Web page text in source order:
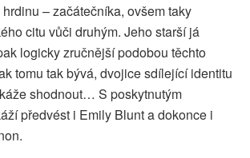
– začátečníka, ovšem taky
citu vůči druhým. Jeho starší já
logicky zručnější podobou těchto
tomu tak bývá, dvojice sdílející identitu
shodnout… S poskytnutým
předvést i Emily Blunt a dokonce i